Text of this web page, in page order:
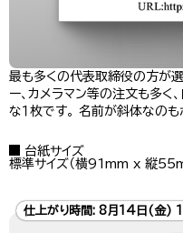
最も多くの代表取締役の方が
ー、カメラマン等の注文も多く
な１枚です。 名前が斜体なのも
台紙サイズ
標準サイズ（横91mm x 縦
仕上がり時間: 8月14日(金)